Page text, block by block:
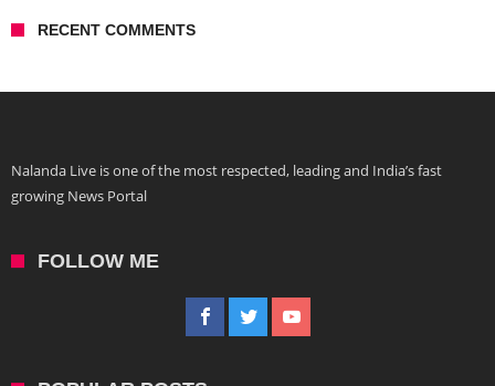
RECENT COMMENTS
Nalanda Live is one of the most respected, leading and India’s fast
growing News Portal
FOLLOW ME